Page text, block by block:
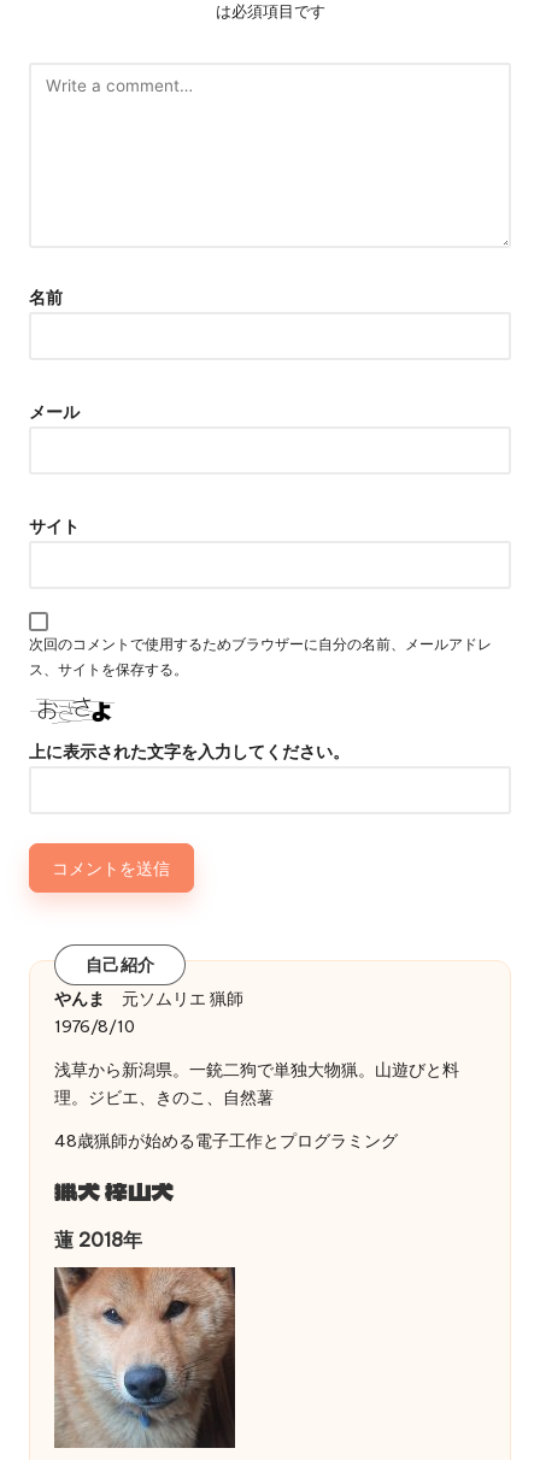
は必須項目です
名前
メール
サイト
次回のコメントで使用するためブラウザーに自分の名前、メールアドレ
ス、サイトを保存する。
上に表示された文字を入力してください。
自己紹介
やんま
元ソムリエ 猟師
1976/8/10
浅草から新潟県。一銃二狗で単独大物猟。山遊びと料
理。ジビエ、きのこ、自然薯
48歳猟師が始める電子工作とプログラミング
猟犬 梓山犬
蓮 2018年